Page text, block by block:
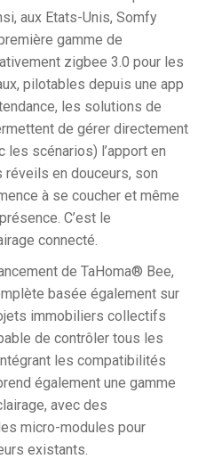
aux Etats-Unis, Somfy
gamme de
zigbee 3.0 pour les
pilotables depuis une app
les solutions de
de gérer directement
les scénarios) l’apport en
en douceurs, son
à se coucher et même
C’est le
connecté.
de TaHoma® Bee,
basée également sur
immobiliers collectifs
de contrôler tous les
les compatibilités
également une gamme
avec des
micro-modules pour
existants.